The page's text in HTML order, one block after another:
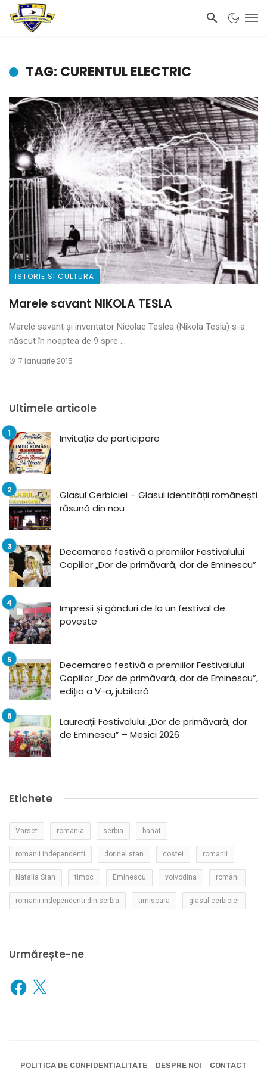
TAG: CURENTUL ELECTRIC
ISTORIE SI CULTURA
Marele savant NIKOLA TESLA
Marele savant și inventator Nicolae Teslea (Nikola Tesla) s-a
născut în noaptea de 9 spre ...
7 ianuarie 2015
Ultimele articole
Invitație de participare
Glasul Cerbiciei – Glasul identității românești
răsună din nou
Decernarea festivă a premiilor Festivalului
Copiilor „Dor de primăvară, dor de Eminescu”
Impresii și gânduri de la un festival de
poveste
Decernarea festivă a premiilor Festivalului
Copiilor „Dor de primăvară, dor de Eminescu”,
ediția a V-a, jubiliară
Laureații Festivalului „Dor de primăvară, dor
de Eminescu” – Mesici 2026
Etichete
Varset romania serbia banat
romanii independenti dorinel stan costei romanii
Natalia Stan timoc Eminescu voivodina romani
romanii independenti din serbia timisoara glasul cerbiciei
Urmărește-ne
Facebook
X
POLITICA DE CONFIDENȚIALITATE DESPRE NOI CONTACT